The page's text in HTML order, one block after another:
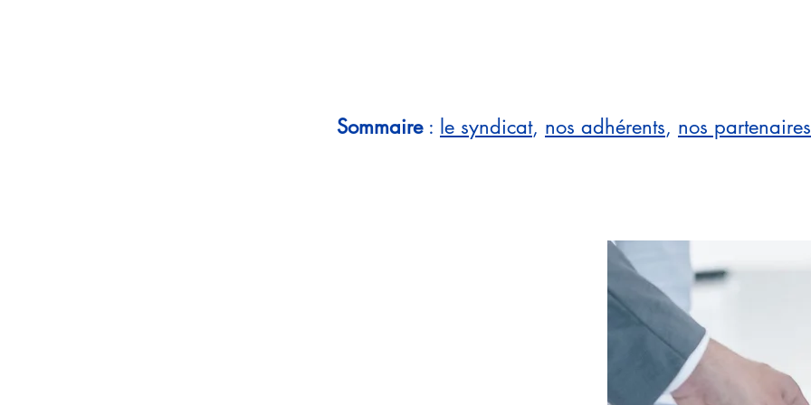
Sommaire: le syndicat, nos adhérents, nos partenaires